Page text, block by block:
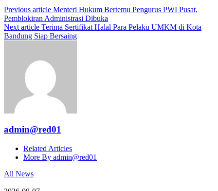
Previous article Menteri Hukum Bertemu Pengurus PWI Pusat,
Pemblokiran Administrasi Dibuka
Next article Terima Sertifikat Halal Para Pelaku UMKM di Kota
Bandung Siap Bersaing
admin@red01
Related Articles
More By admin@red01
All News